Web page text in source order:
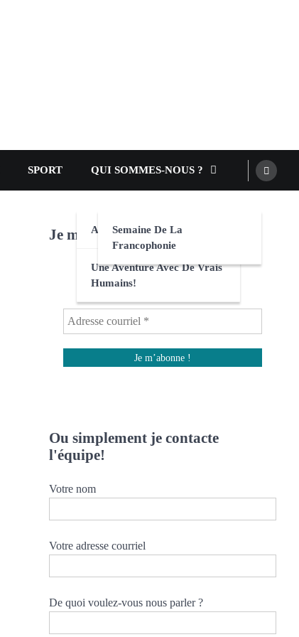
SPORT QUI SOMMES-NOUS ?
AEFESemaine De La
Francophonie
Une Aventure Avec De Vrais
Humains!
Je m'abonne au site! :-)
Ou simplement je contacte
l'équipe!
Votre nom
Votre adresse courriel
De quoi voulez-vous nous parler ?